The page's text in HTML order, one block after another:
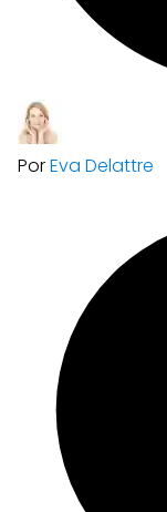
PorEva Delattre